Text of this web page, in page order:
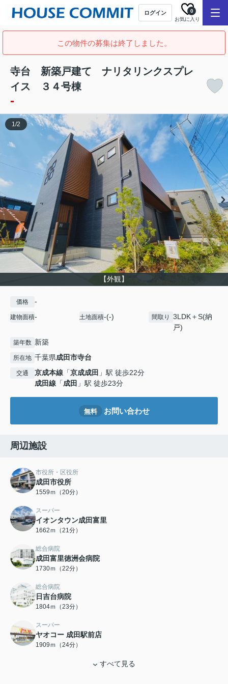
ログイン
お気に入り
0
この物件の募集は終了しました。
寺台 新築戸建て ナリタリンクスプレ
イス ３４号棟
-
【外観】
1/2
価格 -
建物面積- 土地面積-(-) 間取り
3LDK＋S(納
戸)
築年数 新築
所在地 千葉県成田市寺台
交通 京成本線 「京成成田 」駅 徒歩22分
成田線 「成田 」駅 徒歩23分
無料 お問い合わせ
周辺施設
市役所・区役所
成田市役所
1559ｍ（20分）
スーパー
イオンタウン成田富里
1662ｍ（21分）
総合病院
成田富里徳洲会病院
1730ｍ（22分）
総合病院
日吉台病院
1804ｍ（23分）
スーパー
ヤオコー 成田駅前店
1909ｍ（24分）
すべて見る